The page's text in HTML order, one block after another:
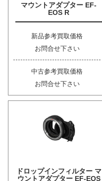
マウントアダプター EF-
EOS R
新品参考買取価格
お問合せ下さい
中古参考買取価格
お問合せ下さい
ドロップインフィルター マ
ウントアダプター EF-EOS